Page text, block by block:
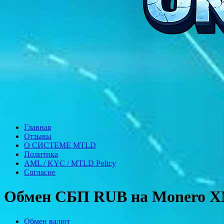
Главная
Отзывы
О СИСТЕМЕ MTLD
Политика
AML / KYC / MTLD Policy
Согласие
Обмен СБП RUB на Monero
Обмен валют